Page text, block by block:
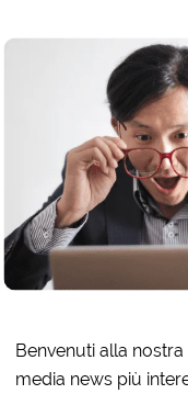
Benvenuti alla
media news più